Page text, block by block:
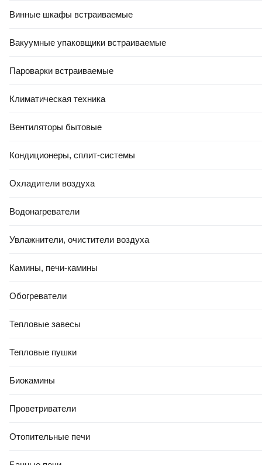
Винные шкафы встраиваемые
Вакуумные упаковщики встраиваемые
Пароварки встраиваемые
Климатическая техника
Вентиляторы бытовые
Кондиционеры, сплит-системы
Охладители воздуха
Водонагреватели
Увлажнители, очистители воздуха
Камины, печи-камины
Обогреватели
Тепловые завесы
Тепловые пушки
Биокамины
Проветриватели
Отопительные печи
Подушка туристическая СИБТЕРМО 00910501
41,50 Ҕ
0.0
Подушка туристическая Naturehike NH18F018-Z-G (серый/
В корзину